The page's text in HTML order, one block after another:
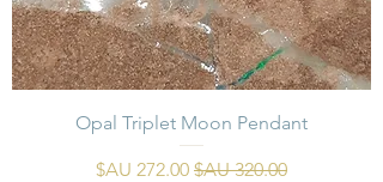
Opal Triplet Moon Pendant
سعر عادي
سعر البيع